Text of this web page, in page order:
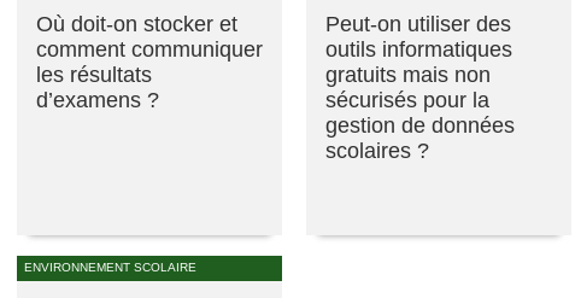
Où doit-on stocker et
comment communiquer
les résultats
d’examens ?
Peut-on utiliser des
outils informatiques
gratuits mais non
sécurisés pour la
gestion de données
scolaires ?
ENVIRONNEMENT SCOLAIRE